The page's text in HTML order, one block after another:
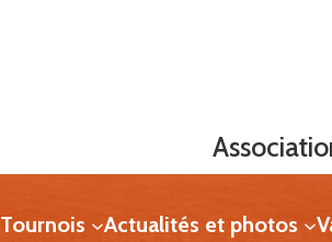
Tournois Actualités et photos